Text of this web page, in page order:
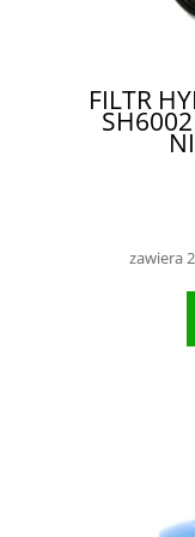
FILTR
zawiera